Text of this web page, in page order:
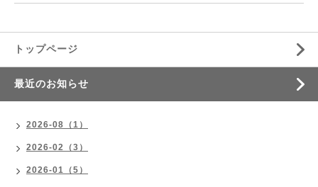
トップページ
最近のお知らせ
2026-08（1）
2026-02（3）
2026-01（5）